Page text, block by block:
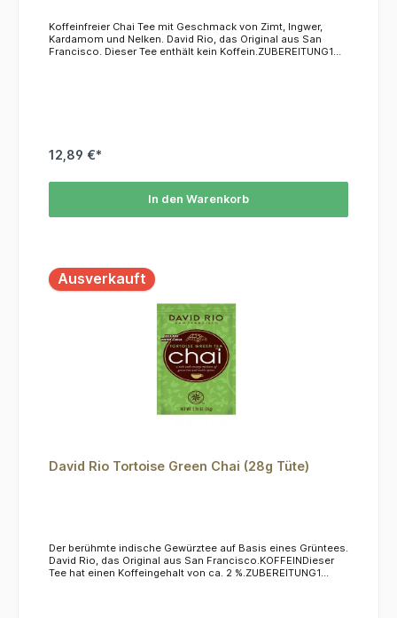
Koffeinfreier Chai Tee mit Geschmack von Zimt, Ingwer,
Kardamom und Nelken. David Rio, das Original aus San
Francisco. Dieser Tee enthält kein Koffein.ZUBEREITUNG1
12,89 €*
In den Warenkorb
Ausverkauft
David Rio Tortoise Green Chai (28g Tüte)
Der berühmte indische Gewürztee auf Basis eines Grüntees.
David Rio, das Original aus San Francisco.KOFFEINDieser
Tee hat einen Koffeingehalt von ca. 2 %.ZUBEREITUNG1